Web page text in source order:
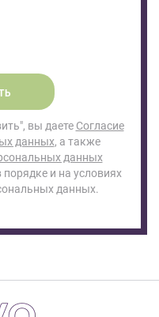
вы даете Согласие
данных, а также
данных
порядке и на условиях
данных.